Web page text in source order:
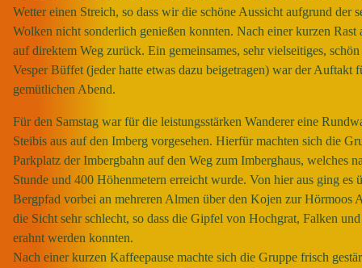
Wetter einen Streich, so dass wir die schöne Aussicht aufgrund der
Wolken nicht sonderlich genießen konnten. Nach einer kurzen Rast
auf direktem Weg zurück. Ein gemeinsames, sehr vielseitiges, schön
Vesper Büffet (jeder hatte etwas dazu beigetragen) war der Auftakt
gemütlichen Abend.
Für den Samstag war für die leistungsstärken Wanderer eine
Steibis aus auf den Imberg vorgesehen. Hierfür machten sich die
Parkplatz der Imbergbahn auf den Weg zum Imberghaus, welches
Stunde und 400 Höhenmetern erreicht wurde. Von hier aus ging es
Bergpfad vorbei an mehreren Almen über den Kojen zur Hörmoos
die Sicht sehr schlecht, so dass die Gipfel von Hochgrat, Falken
erahnt werden konnten.
Nach einer kurzen Kaffeepause machte sich die Gruppe frisch